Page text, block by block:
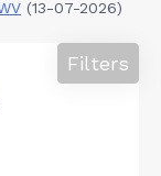
(13-07-2026)
Filters